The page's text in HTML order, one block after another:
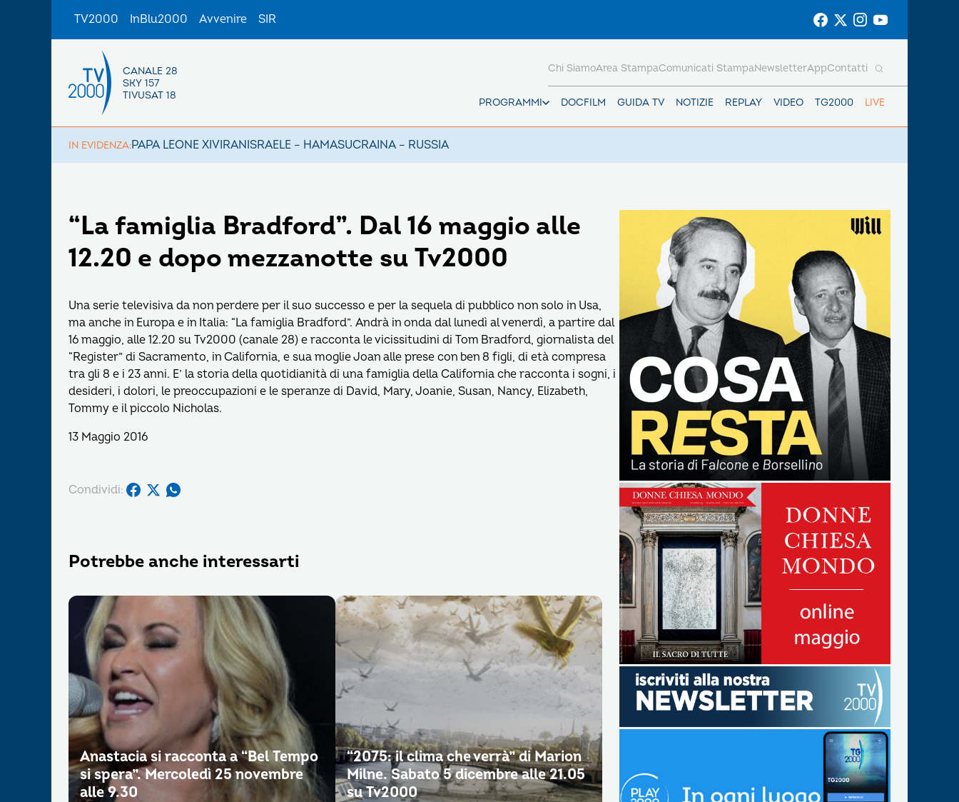
TV2000 InBlu2000 Avvenire SIR
CANALE 28
SKY 157
TIVUSAT 18
PROGRAMMI DOCFILM GUIDA TV NOTIZIE REPLAY VIDEO TG2000 LIVE
Chi SiamoArea StampaComunicati StampaNewsletterAppContatti
IN EVIDENZA:PAPA LEONE XIVIRANISRAELE – HAMASUCRAINA – RUSSIA
“La famiglia Bradford”. Dal 16 maggio alle
12.20 e dopo mezzanotte su Tv2000
Una serie televisiva da non perdere per il suo successo e per la sequela di pubblico non solo in Usa,
ma anche in Europa e in Italia: “La famiglia Bradford”. Andrà in onda dal lunedì al venerdì, a partire dal
16 maggio, alle 12.20 su Tv2000 (canale 28) e racconta le vicissitudini di Tom Bradford, giornalista del
“Register” di Sacramento, in California, e sua moglie Joan alle prese con ben 8 figli, di età compresa
tra gli 8 e i 23 anni. E’ la storia della quotidianità di una famiglia della California che racconta i sogni, i
desideri, i dolori, le preoccupazioni e le speranze di David, Mary, Joanie, Susan, Nancy, Elizabeth,
Tommy e il piccolo Nicholas.
13 Maggio 2016
Condividi:
Potrebbe anche interessarti
Anastacia si racconta a “Bel Tempo
si spera”. Mercoledì 25 novembre
alle 9.30
“2075: il clima che verrà” di Marion
Milne. Sabato 5 dicembre alle 21.05
su Tv2000